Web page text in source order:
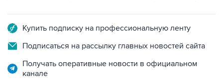
Купить подписку на профессиональную ленту
Подписаться на рассылку главных новостей сайта
Получать оперативные новости в официальном
канале